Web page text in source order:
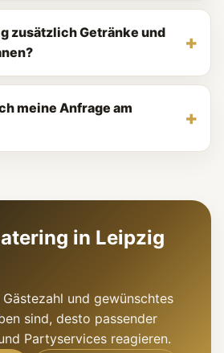
zusätzlich Getränke und
meine Anfrage am
in Leipzig
und gewünschtes
sind, desto passender
Partyservices reagieren.